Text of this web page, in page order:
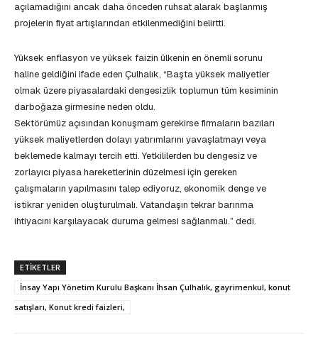
açılamadığını ancak daha önceden ruhsat alarak başlanmış
projelerin fiyat artışlarından etkilenmediğini belirtti.
Yüksek enflasyon ve yüksek faizin ülkenin en önemli sorunu
haline geldiğini ifade eden Çulhalık, “Başta yüksek maliyetler
olmak üzere piyasalardaki dengesizlik toplumun tüm kesiminin
darboğaza girmesine neden oldu.
Sektörümüz açısından konuşmam gerekirse firmaların bazıları
yüksek maliyetlerden dolayı yatırımlarını yavaşlatmayı veya
beklemede kalmayı tercih etti. Yetkililerden bu dengesiz ve
zorlayıcı piyasa hareketlerinin düzelmesi için gereken
çalışmaların yapılmasını talep ediyoruz, ekonomik denge ve
istikrar yeniden oluşturulmalı. Vatandaşın tekrar barınma
ihtiyacını karşılayacak duruma gelmesi sağlanmalı.” dedi.
ETIKETLER
İnsay Yapı Yönetim Kurulu Başkanı İhsan Çulhalık, gayrimenkul, konut
satışları, Konut kredi faizleri,